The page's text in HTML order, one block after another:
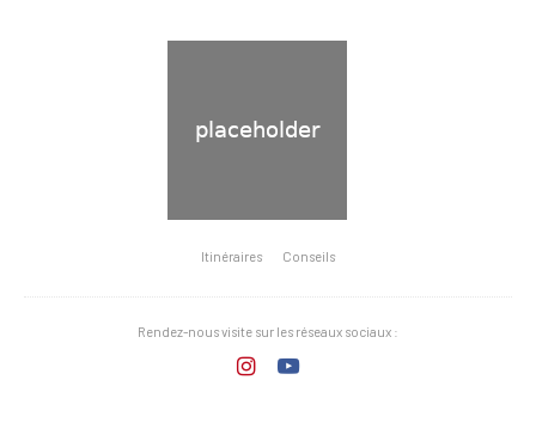
Itinéraires Conseils
Rendez-nous visite sur les réseaux sociaux :